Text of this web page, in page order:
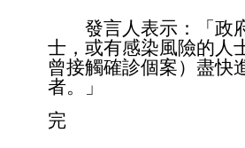
發言人表示：「政府
士，或有感染風險的人
曾接觸確診個案）盡快
者。」
完